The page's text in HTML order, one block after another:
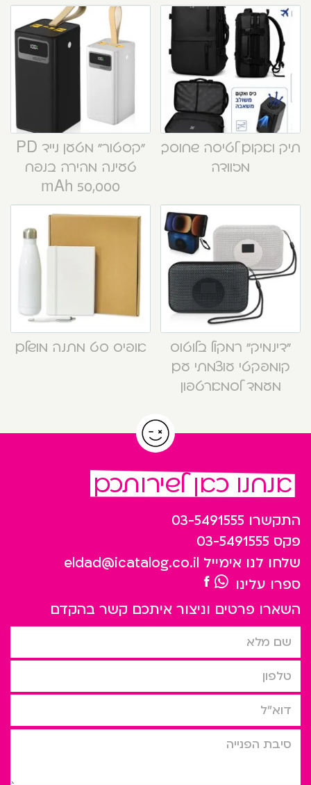
תיק ואקום לטיסה שחוסך
מזוודה
“קסטור” מטען נייד PD
טעינה מהירה בנפח
50,000 mAh
“דינמיק” רמקול בלוטוס
קומפקטי עוצמתי עם
מעמד לסמארטפון
אופיס סט מתנה מושלם
אנחנו כאן לשירותכם
התקשרו 03-5491555
פקס 03-5491555
שלחו לנו אימייל eldad@icatalog.co.il
ספרו עלינו
השארו פרטים וניצור איתכם קשר בהקדם
שם מלא
טלפון
דוא”ל
סיבת הפניה